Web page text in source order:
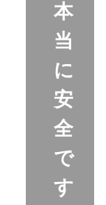
本
当
に
安
全
で
す